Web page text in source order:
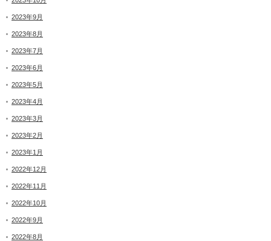
2023年9月
2023年8月
2023年7月
2023年6月
2023年5月
2023年4月
2023年3月
2023年2月
2023年1月
2022年12月
2022年11月
2022年10月
2022年9月
2022年8月